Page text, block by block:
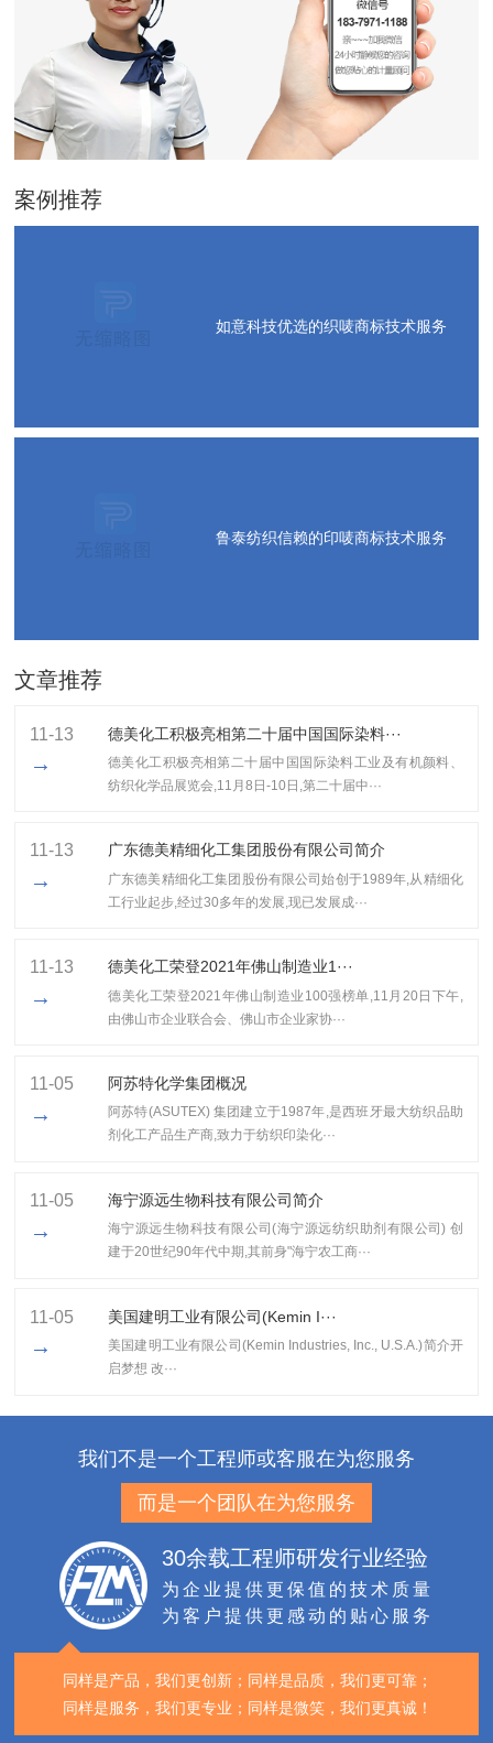
案例推荐
如意科技优选的织唛商标技术服务
鲁泰纺织信赖的印唛商标技术服务
文章推荐
11-13
→
德美化工积极亮相第二十届中国国际染料···
德美化工积极亮相第二十届中国国际染料工业及有机颜料、
纺织化学品展览会,11月8日-10日,第二十届中···
11-13
→
广东德美精细化工集团股份有限公司简介
广东德美精细化工集团股份有限公司始创于1989年,从精细化
工行业起步,经过30多年的发展,现已发展成···
11-13
→
​德美化工荣登2021年佛山制造业1···
​德美化工荣登2021年佛山制造业100强榜单,11月20日下午,
由佛山市企业联合会、佛山市企业家协···
11-05
→
阿苏特化学集团概况
阿苏特(ASUTEX) 集团建立于1987年,是西班牙最大纺织品助
剂化工产品生产商,致力于纺织印染化···
11-05
→
海宁源远生物科技有限公司简介
海宁源远生物科技有限公司(海宁源远纺织助剂有限公司) 创
建于20世纪90年代中期,其前身"海宁农工商···
11-05
→
美国建明工业有限公司(Kemin I···
美国建明工业有限公司(Kemin Industries, Inc., U.S.A.)简介开
启梦想 改···
我们不是一个工程师或客服在为您服务
而是一个团队在为您服务
30余载工程师研发行业经验
为企业提供更保值的技术质量
为客户提供更感动的贴心服务
同样是产品，我们更创新； 同样是品质，我们更可靠；
同样是服务，我们更专业； 同样是微笑，我们更真诚！